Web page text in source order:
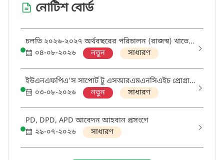
নোটিশ বোর্ড
চলতি ২০২৬-২০২৭ অর্থবছরের পরিচালন (রাজস্ব) খাতে
ক্রয়ের বাৎসরিক ক্রয় পরিকল্পনা (এপিপি) প্রণয়ন প্রসঙ্গে
০৪-০৮-২০২৬ নতুন সাধারণ
ইউএনএফপিএ'স সাপোর্ট টু এসআরএমএনসিএইচ প্রোগ্রাম
থ্রু ডিজিএইচএস প্রকল্পের আওতায় 'মিডওয়াইফ' এবং
'ডিস্ট্রিক্ট এসআরএইচআর কোঅর্ডিনেটর' পদের নিয়োগ
পরীক্ষায় উত্তীর্ণ ও অপেক্ষমানদের তালিকা
০৩-০৮-২০২৬ নতুন সাধারণ
PD, DPD, APD আবেদন আহবান প্রসংগে
২৯-০৭-২০২৬
সাধারণ